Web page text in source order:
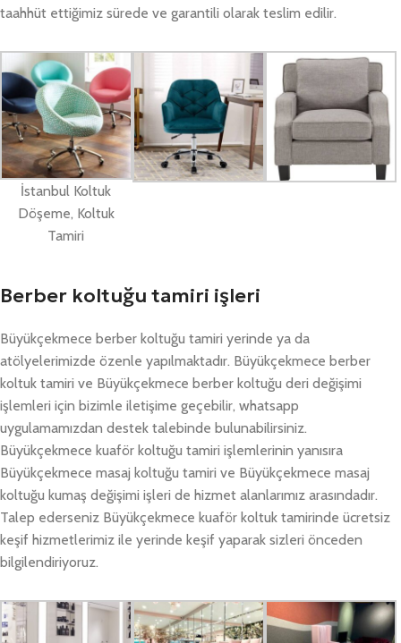
taahhüt ettiğimiz sürede ve garantili olarak teslim edilir.
İstanbul Koltuk
Döşeme, Koltuk
Tamiri
Berber koltuğu tamiri işleri
Büyükçekmece berber koltuğu tamiri yerinde ya da
atölyelerimizde özenle yapılmaktadır. Büyükçekmece berber
koltuk tamiri ve Büyükçekmece berber koltuğu deri değişimi
işlemleri için bizimle iletişime geçebilir, whatsapp
uygulamamızdan destek talebinde bulunabilirsiniz.
Büyükçekmece kuaför koltuğu tamiri işlemlerinin yanısıra
Büyükçekmece masaj koltuğu tamiri ve Büyükçekmece masaj
koltuğu kumaş değişimi işleri de hizmet alanlarımız arasındadır.
Talep ederseniz Büyükçekmece kuaför koltuk tamirinde ücretsiz
keşif hizmetlerimiz ile yerinde keşif yaparak sizleri önceden
bilgilendiriyoruz.